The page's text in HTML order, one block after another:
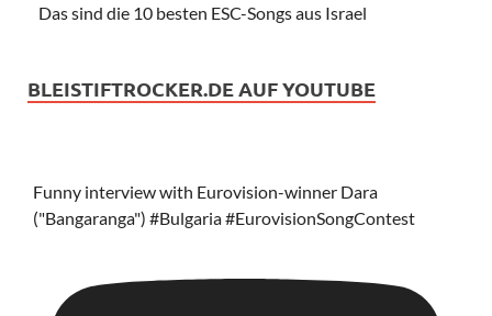
Das sind die 10 besten ESC-Songs aus Israel
BLEISTIFTROCKER.DE AUF YOUTUBE
Funny interview with Eurovision-winner Dara
("Bangaranga") #Bulgaria #EurovisionSongContest